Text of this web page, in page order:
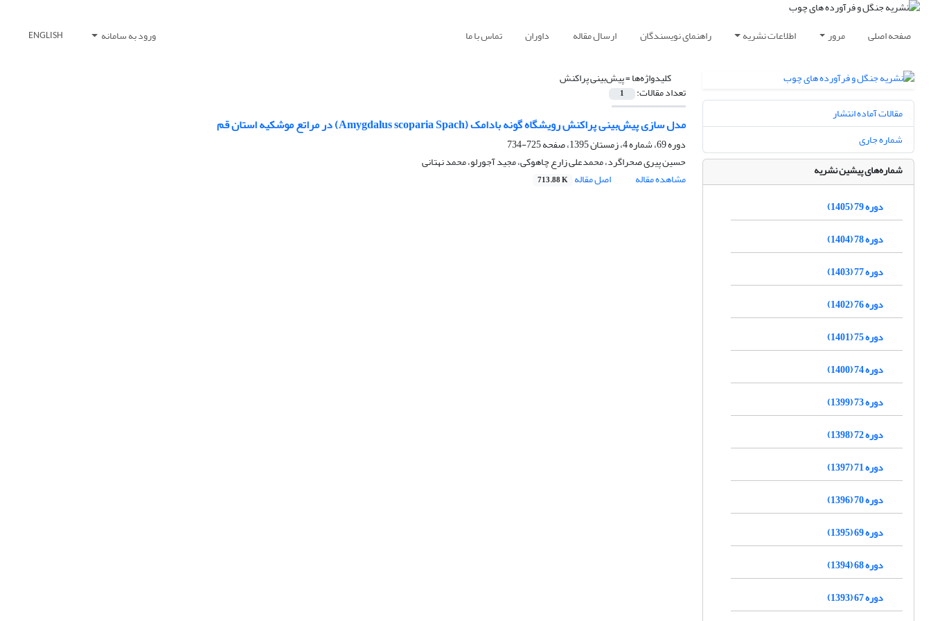
صفحه اصلی مرور اطلاعات نشریه راهنمای نویسندگان ارسال مقاله داوران تماس با ما ورود به سامانه ENGLISH
کلیدواژه‌ها =پیش‌بینی پراکنش
تعداد مقالات: 1
مدل سازی پیش‌بینی پراکنش رویشگاه گونه بادامک (Amygdalus scoparia Spach) در مراتع موشکیه استان قم
دوره 69، شماره 4، زمستان 1395، صفحه
725-734
حسین پیری صحراگرد، محمدعلی زارع چاهوکی، مجید آجورلو، محمد نهتانی
مشاهده مقاله
اصل مقاله 713.88 K
مقالات آماده انتشار
شماره جاری
شماره‌های پیشین نشریه
دوره 79 (1405)
دوره 78 (1404)
دوره 77 (1403)
دوره 76 (1402)
دوره 75 (1401)
دوره 74 (1400)
دوره 73 (1399)
دوره 72 (1398)
دوره 71 (1397)
دوره 70 (1396)
دوره 69 (1395)
دوره 68 (1394)
دوره 67 (1393)